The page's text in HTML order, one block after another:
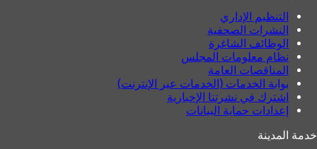
التنظيم الإداري
النشرات الصحفية
الوظائف الشاغرة
نظام معلومات المجلس
المناقصات العامة
بوابة الخدمات (الخدمات عبر الإنترنت)
اشترك في نشرتنا الإخبارية
إعدادات حماية البيانات
خدمة المدينة